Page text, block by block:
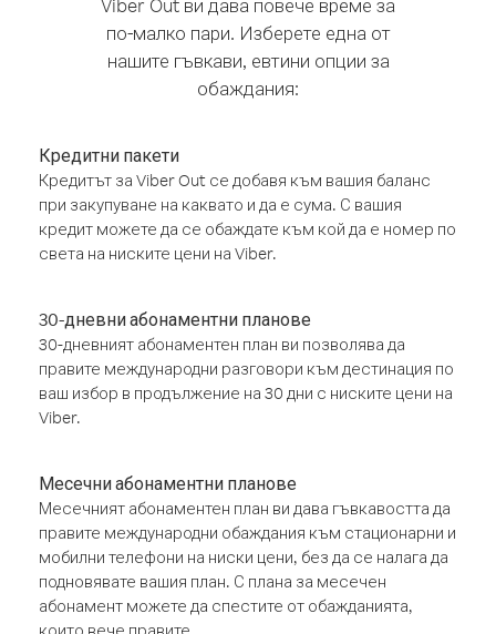
Viber Out ви дава повече време за
по-малко пари. Изберете една от
нашите гъвкави, евтини опции за
обаждания:
Кредитни пакети
Кредитът за Viber Out се добавя към вашия баланс
при закупуване на каквато и да е сума. С вашия
кредит можете да се обаждате към кой да е номер по
света на ниските цени на Viber.
30-дневни абонаментни планове
30-дневният абонаментен план ви позволява да
правите международни разговори към дестинация по
ваш избор в продължение на 30 дни с ниските цени на
Viber.
Месечни абонаментни планове
Месечният абонаментен план ви дава гъвкавостта да
правите международни обаждания към стационарни и
мобилни телефони на ниски цени, без да се налага да
подновявате вашия план. С плана за месечен
абонамент можете да спестите от обажданията,